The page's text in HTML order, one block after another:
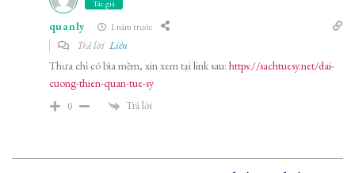
Tác giả
quanly 1 năm trước
Trả lời Liên
Thưa chỉ có bìa mềm, xin xem tại link sau: https://sachtuesy.net/dai-
cuong-thien-quan-tue-sy
0 Trả lời